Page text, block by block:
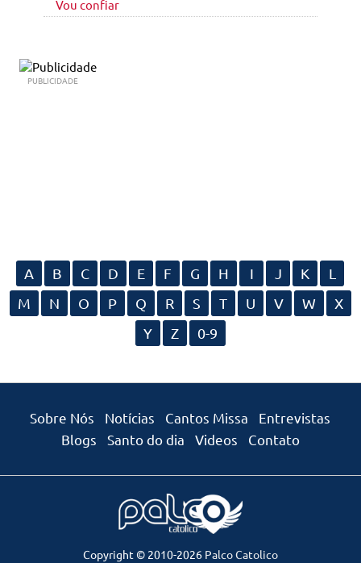
Vou confiar
PUBLICIDADE
A B C D E F G H I J K
L
M
N O P Q R S T U V W
X
Y
Z 0-9
Sobre Nós Notícias Cantos Missa
Entrevistas
Blogs
Santo do dia Videos Contato
Copyright © 2010-2026 Palco Catolico